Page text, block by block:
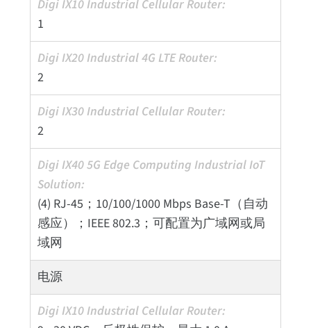
1
2
2
(4) RJ-45；10/100/1000 Mbps Base-T（自动
感应）；IEEE 802.3；可配置为广域网或局
域网
电源